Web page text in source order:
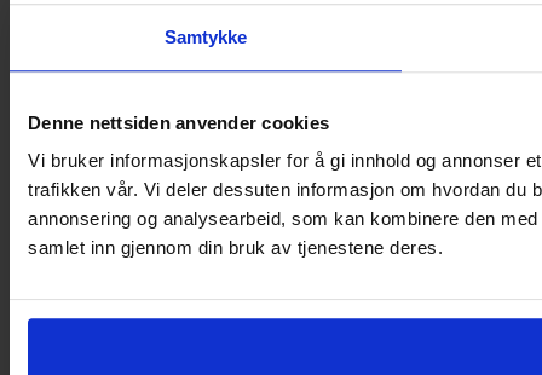
Samtykke
Denne nettsiden anvender cookies
Vi bruker informasjonskapsler for å gi innhold og annonser
trafikken vår. Vi deler dessuten informasjon om hvordan du
annonsering og analysearbeid, som kan kombinere den
samlet inn gjennom din bruk av tjenestene deres.